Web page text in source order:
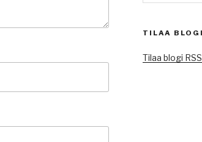
TILAA BLOGI
Tilaa blogi